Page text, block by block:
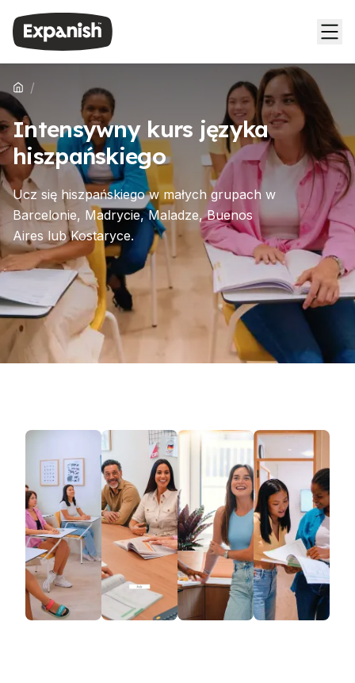
/
Intensywny kurs języka
hiszpańskiego
Ucz się hiszpańskiego w małych grupach w
Barcelonie, Madrycie, Maladze, Buenos
Aires lub Kostaryce.